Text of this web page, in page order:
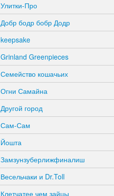
Улитки-Про
Добр бодр бобр Додр
keepsake
Grinland Greenpieces
Семейство кошачьих
Огни Самайна
Другой город
Сам-Сам
Йошта
Замзунзуберлижфиналиш
Весельчаки и Dr.Toll
Клетчатее чем зайцы